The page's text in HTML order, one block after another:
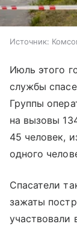
Источник:
Июль этого
службы
Группы
на вызовы
45 человек,
одного
Спасатели
зажаты
участвовали